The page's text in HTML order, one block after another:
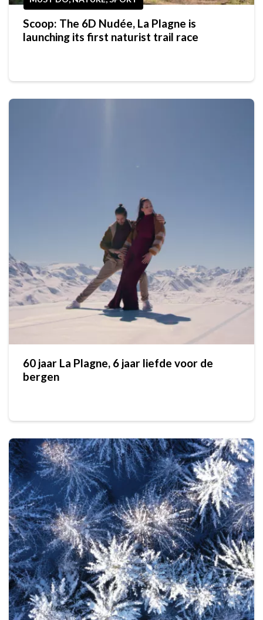
Scoop: The 6D Nudée, La Plagne is
launching its first naturist trail race
60 jaar La Plagne, 6 jaar liefde voor de
bergen